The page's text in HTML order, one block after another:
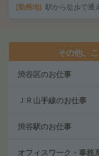
勤務地 駅から徒歩で通
その他、
渋谷区のお仕事
ＪＲ山手線のお仕事
渋谷駅のお仕事
オフィスワーク・事務